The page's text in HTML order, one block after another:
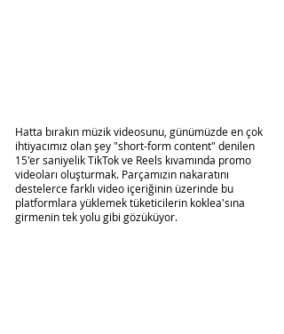
Hatta bırakın müzik videosunu, günümüzde en çok
ihtiyacımız olan şey "short-form content" denilen
15'er saniyelik TikTok ve Reels kıvamında promo
videoları oluşturmak. Parçamızın nakaratını
destelerce farklı video içeriğinin üzerinde bu
platformlara yüklemek tüketicilerin koklea'sına
girmenin tek yolu gibi gözüküyor.